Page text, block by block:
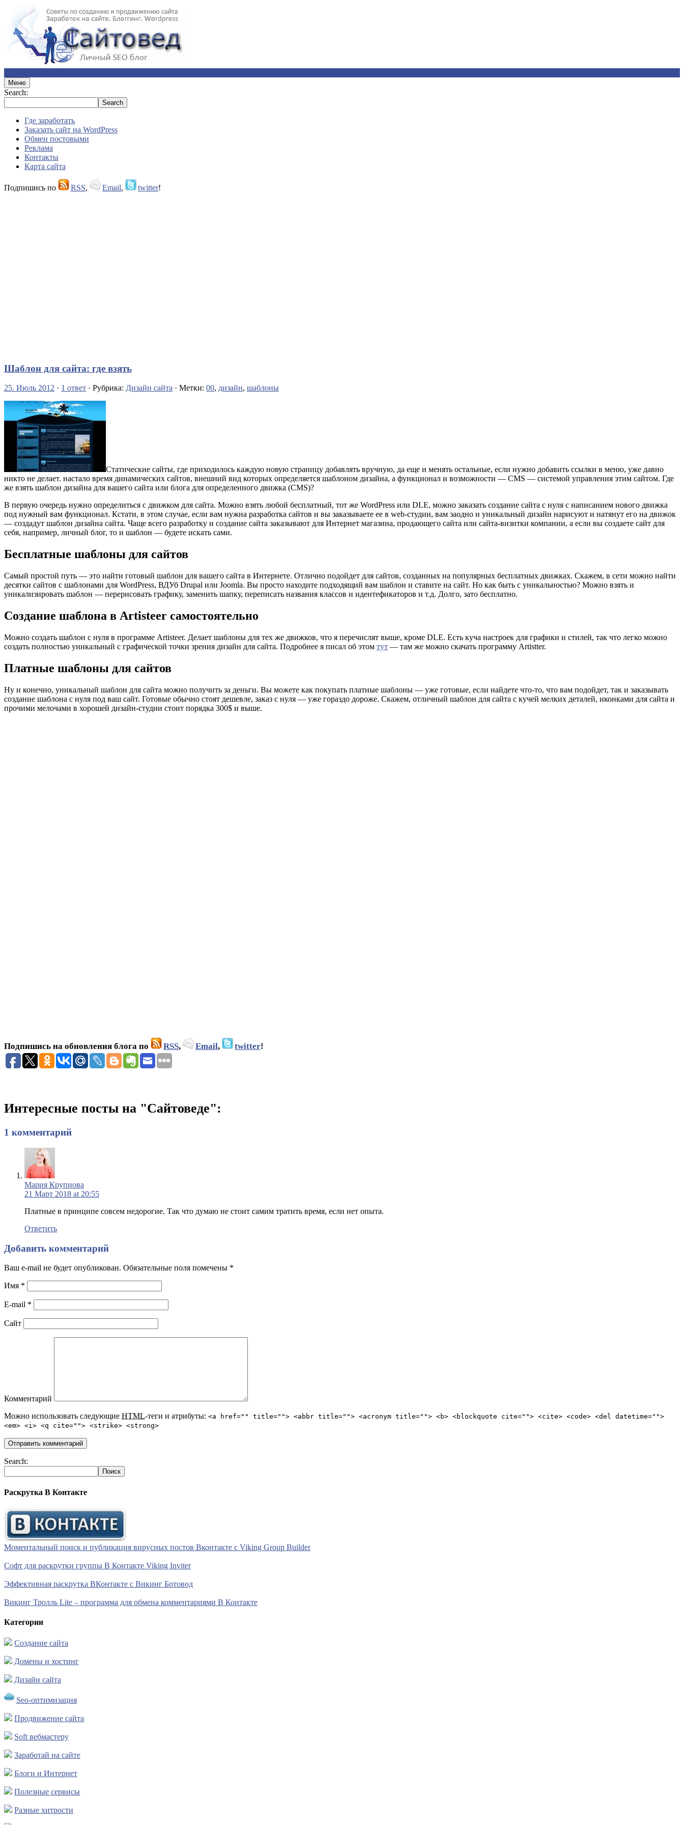
Меню
Search:
Где заработать
Заказать сайт на WordPress
Обмен постовыми
Реклама
Контакты
Карта сайта
Подпишись по RSS, Email, twitter!
Шаблон для сайта: где взять
25. Июль 2012 · 1 ответ · Рубрика: Дизайн сайта · Метки: 00, дизайн, шаблоны
Статические сайты, где приходилось каждую новую страницу добавлять вручную, да еще и менять остальные, если нужно добавить ссылки в меню, уже давно
никто не делает. настало время динамических сайтов, внешний вид которых определяется шаблоном дизайна, а функционал и возможности — CMS — системой управления этим сайтом. Где
же взять шаблон дизайна для вашего сайта или блога для определенного движка (CMS)?
В первую очередь нужно определиться с движком для сайта. Можно взять любой бесплатный, тот же WordPress или DLE, можно заказать создание сайта с нуля с написанием нового движка
под нужный вам функционал. Кстати, в этом случае, если вам нужна разработка сайтов и вы заказываете ее в web-студии, вам заодно и уникальный дизайн нарисуют и натянут его на движок
— создадут шаблон дизайна сайта. Чаще всего разработку и создание сайта заказывают для Интернет магазина, продающего сайта или сайта-визитки компании, а если вы создаете сайт для
себя, например, личный блог, то и шаблон — будете искать сами.
Бесплатные шаблоны для сайтов
Самый простой путь — это найти готовый шаблон для вашего сайта в Интернете. Отлично подойдет для сайтов, созданных на популярных бесплатных движках. Скажем, в сети можно найти
десятки сайтов с шаблонами для WordPress, ВДУб Drupal или Joomla. Вы просто находите подходящий вам шаблон и ставите на сайт. Но как быть с уникальностью? Можно взять и
уникализировать шаблон — перерисовать графику, заменить шапку, переписать названия классов и идентефикаторов и т.д. Долго, зато бесплатно.
Создание шаблона в Artisteer самостоятельно
Можно создать шаблон с нуля в программе Artisteer. Делает шаблоны для тех же движков, что я перечислят выше, кроме DLE. Есть куча настроек для графики и стилей, так что легко можно
создать полностью уникальный с графической точки зрения дизайн для сайта. Подробнее я писал об этом тут — там же можно скачать программу Artistter.
Платные шаблоны для сайтов
Ну и конечно, уникальный шаблон для сайта можно получить за деньги. Вы можете как покупать платные шаблоны — уже готовые, если найдете что-то, что вам подойдет, так и заказывать
создание шаблона с нуля под ваш сайт. Готовые обычно стоят дешевле, заказ с нуля — уже гораздо дороже. Скажем, отличный шаблон для сайта с кучей мелких деталей, иконками для сайта и
прочими мелочами в хорошей дизайн-студии стоит порядка 300$ и выше.
Подпишись на обновления блога по RSS, Email, twitter!
Интересные посты на "Сайтоведе":
1 комментарий
Мария Крупнова
21 Март 2018 at 20:55
Платные в принципе совсем недорогие. Так что думаю не стоит самим тратить время, если нет опыта.
Ответить
Добавить комментарий
Ваш e-mail не будет опубликован. Обязательные поля помечены *
Имя *
E-mail *
Сайт
Комментарий
Можно использовать следующие HTML-теги и атрибуты: <a href="" title=""> <abbr title=""> <acronym title=""> <b> <blockquote cite=""> <cite> <code> <del datetime="">
<em> <i> <q cite=""> <strike> <strong>
Search:
Раскрутка В Контакте
Моментальный поиск и публикация вирусных постов Вконтакте с Viking Group Builder
Софт для раскрутки группы В Контакте Viking Inviter
Эффективная раскрутка ВКонтакте с Викинг Ботовод
Викинг Тролль Lite – программа для обмена комментариями В Контакте
Категории
Создание сайта
Домены и хостинг
Дизайн сайта
Seo-оптимизация
Продвижение сайта
Soft вебмастеру
Заработай на сайте
Блоги и Интернет
Полезные сервисы
Разные хитрости